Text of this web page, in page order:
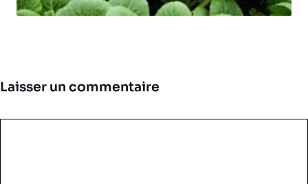
Laisser un commentaire